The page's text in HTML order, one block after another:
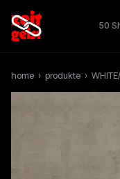
50
home › produkte ›